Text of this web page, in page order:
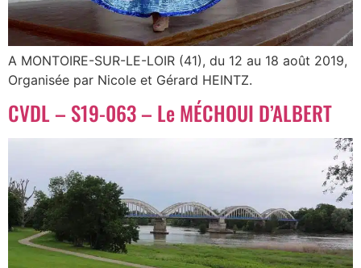
A MONTOIRE-SUR-LE-LOIR (41), du 12 au 18 août 2019,
Organisée par Nicole et Gérard HEINTZ.
CVDL – S19-063 – Le MÉCHOUI D’ALBERT